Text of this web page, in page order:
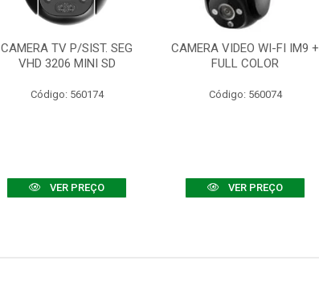
CAMERA TV P/SIST. SEG
VHD 3206 MINI SD
Código: 560174
VER PREÇO
CAMERA VIDEO WI-FI IM9 +
FULL COLOR
Código: 560074
VER PREÇO